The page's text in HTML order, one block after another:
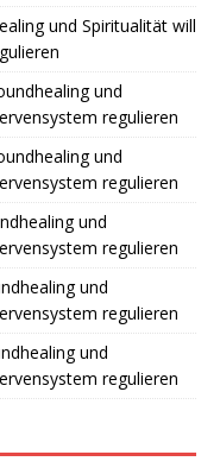
und Spiritualität will
und
regulieren
und
regulieren
und
regulieren
und
regulieren
und
regulieren